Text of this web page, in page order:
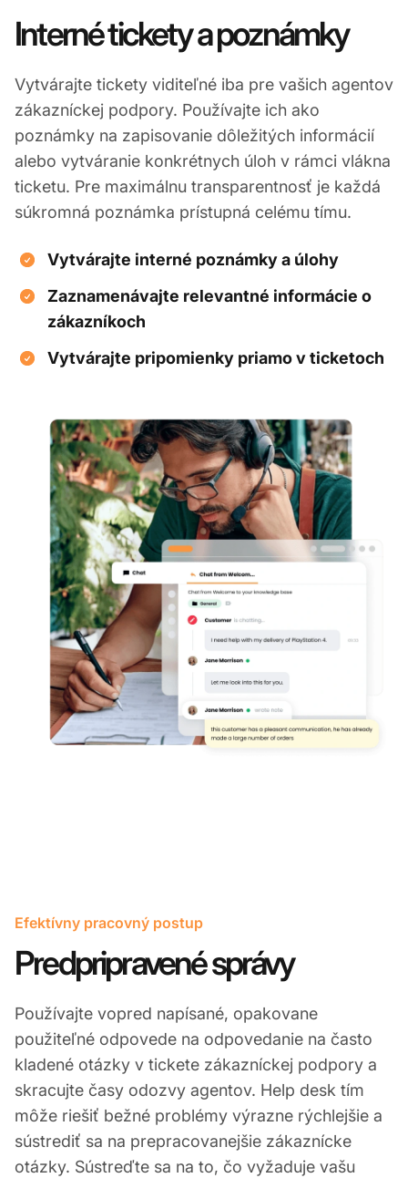
Interné tickety a poznámky
Vytvárajte tickety viditeľné iba pre vašich agentov
zákazníckej podpory. Používajte ich ako
poznámky na zapisovanie dôležitých informácií
alebo vytváranie konkrétnych úloh v rámci vlákna
ticketu. Pre maximálnu transparentnosť je každá
súkromná poznámka prístupná celému tímu.
Vytvárajte interné poznámky a úlohy
Zaznamenávajte relevantné informácie o
zákazníkoch
Vytvárajte pripomienky priamo v ticketoch
Efektívny pracovný postup
Predpripravené správy
Používajte vopred napísané, opakovane
použiteľné odpovede na odpovedanie na často
kladené otázky v tickete zákazníckej podpory a
skracujte časy odozvy agentov. Help desk tím
môže riešiť bežné problémy výrazne rýchlejšie a
sústrediť sa na prepracovanejšie zákaznícke
otázky. Sústreďte sa na to, čo vyžaduje vašu